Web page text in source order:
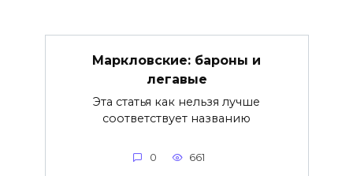
Маркловские: бароны и
легавые
Эта статья как нельзя лучше
соответствует названию
0 661